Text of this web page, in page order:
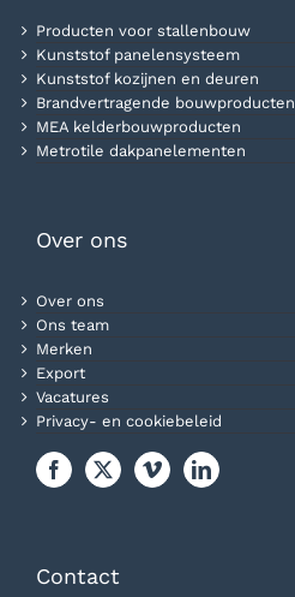
Producten voor stallenbouw
Kunststof panelensysteem
Kunststof kozijnen en deuren
Brandvertragende bouwproducten
MEA kelderbouwproducten
Metrotile dakpanelementen
Over ons
Over ons
Ons team
Merken
Export
Vacatures
Privacy- en cookiebeleid
Contact